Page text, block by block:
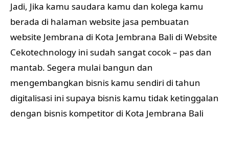
Jadi, Jika kamu saudara kamu dan kolega kamu
berada di halaman website jasa pembuatan
website Jembrana di Kota Jembrana Bali di Website
Cekotechnology ini sudah sangat cocok – pas dan
mantab. Segera mulai bangun dan
mengembangkan bisnis kamu sendiri di tahun
digitalisasi ini supaya bisnis kamu tidak ketinggalan
dengan bisnis kompetitor di Kota Jembrana Bali